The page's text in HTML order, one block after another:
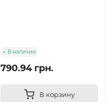
В наличии
790.94 грн.
В корзину